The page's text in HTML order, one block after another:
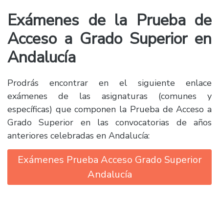
Exámenes de la Prueba de
Acceso a Grado Superior en
Andalucía
Prodrás encontrar en el siguiente enlace
exámenes de las asignaturas (comunes y
específicas) que componen la Prueba de Acceso a
Grado Superior en las convocatorias de años
anteriores celebradas en Andalucía:
Exámenes Prueba Acceso Grado Superior
Andalucía